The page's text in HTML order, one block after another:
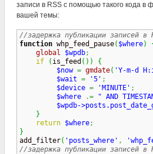
записи в RSS с помощью такого кода в
вашей темы:
//задержка публикации записей в
function whp_feed_pause( $where)
global
$wpdb;
if
( is_feed ( ) )
{
$now = gmdate( 'Y-m-d
$wait = '5' ;
$device = 'MINUTE' ;
$where
.=
" AND
$wpdb-
}
return $where;
}
add_filter( 'posts_where' ,
//задержка публикации записей в